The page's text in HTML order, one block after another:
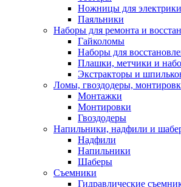
Ножницы для электрики
Паяльники
Наборы для ремонта и
Гайколомы
Наборы для
Плашки, метчики и
Экстракторы и
Ломы, гвоздодеры,
Монтажки
Монтировки
Гвоздодеры
Напильники, надфили и
Надфили
Напильники
Шаберы
Съемники
Гидравлические